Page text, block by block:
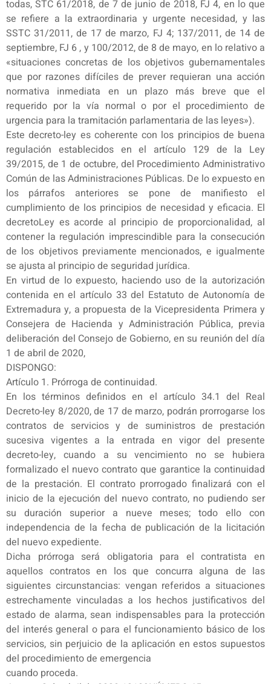
todas, STC 61/2018, de 7 de junio de 2018, FJ 4, en lo que
se refiere a la extraordinaria y urgente necesidad, y las
SSTC 31/2011, de 17 de marzo, FJ 4; 137/2011, de 14 de
septiembre, FJ 6 , y 100/2012, de 8 de mayo, en lo relativo a
«situaciones concretas de los objetivos gubernamentales
que por razones difíciles de prever requieran una acción
normativa inmediata en un plazo más breve que el
requerido por la vía normal o por el procedimiento de
urgencia para la tramitación parlamentaria de las leyes»).
Este decreto-ley es coherente con los principios de buena
regulación establecidos en el artículo 129 de la Ley
39/2015, de 1 de octubre, del Procedimiento Administrativo
Común de las Administraciones Públicas. De lo expuesto en
los párrafos anteriores se pone de manifiesto el
cumplimiento de los principios de necesidad y eficacia. El
decretoLey es acorde al principio de proporcionalidad, al
contener la regulación imprescindible para la consecución
de los objetivos previamente mencionados, e igualmente
se ajusta al principio de seguridad jurídica.
En virtud de lo expuesto, haciendo uso de la autorización
contenida en el artículo 33 del Estatuto de Autonomía de
Extremadura y, a propuesta de la Vicepresidenta Primera y
Consejera de Hacienda y Administración Pública, previa
deliberación del Consejo de Gobierno, en su reunión del día
1 de abril de 2020,
DISPONGO:
Artículo 1. Prórroga de continuidad.
En los términos definidos en el artículo 34.1 del Real
Decreto-ley 8/2020, de 17 de marzo, podrán prorrogarse los
contratos de servicios y de suministros de prestación
sucesiva vigentes a la entrada en vigor del presente
decreto-ley, cuando a su vencimiento no se hubiera
formalizado el nuevo contrato que garantice la continuidad
de la prestación. El contrato prorrogado finalizará con el
inicio de la ejecución del nuevo contrato, no pudiendo ser
su duración superior a nueve meses; todo ello con
independencia de la fecha de publicación de la licitación
del nuevo expediente.
Dicha prórroga será obligatoria para el contratista en
aquellos contratos en los que concurra alguna de las
siguientes circunstancias: vengan referidos a situaciones
estrechamente vinculadas a los hechos justificativos del
estado de alarma, sean indispensables para la protección
del interés general o para el funcionamiento básico de los
servicios, sin perjuicio de la aplicación en estos supuestos
del procedimiento de emergencia
cuando proceda.